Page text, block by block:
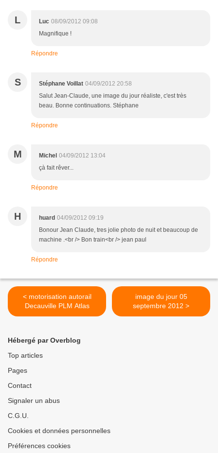
L Luc 08/09/2012 09:08
Magnifique !
Répondre
S Stéphane Voillat 04/09/2012 20:58
Salut Jean-Claude, une image du jour réaliste, c'est très
beau. Bonne continuations. Stéphane
Répondre
M Michel 04/09/2012 13:04
çà fait rêver...
Répondre
H huard 04/09/2012 09:19
Bonour Jean Claude, tres jolie photo de nuit et beaucoup de
machine .<br /> Bon train<br /> jean paul
Répondre
< motorisation autorail
Decauville PLM Atlas
image du jour 05
septembre 2012 >
Hébergé par Overblog
Top articles
Pages
Contact
Signaler un abus
C.G.U.
Cookies et données personnelles
Préférences cookies